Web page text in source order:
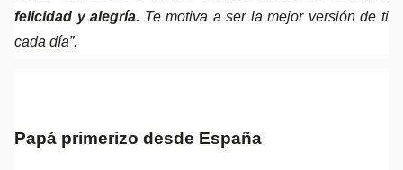
felicidad y alegría. Te motiva a ser la mejor versión de ti
cada día”.
Papá primerizo desde España